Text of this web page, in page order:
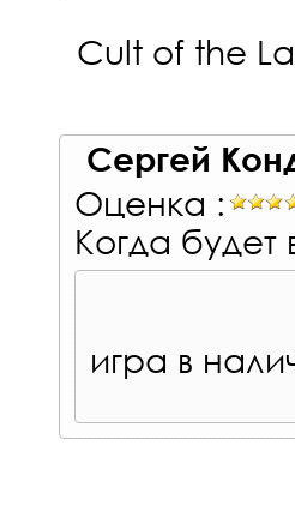
Cult of the
Сергей
Оценка :
Когда будет
игра в